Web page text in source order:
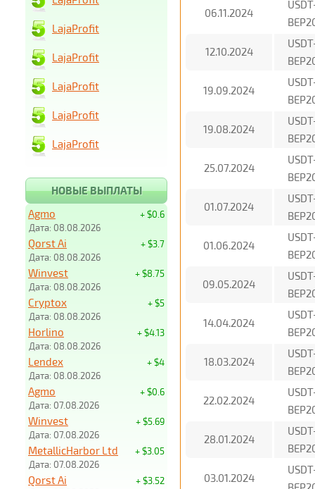
06.11.2024
12.10.2024
19.09.2024
19.08.2024
25.07.2024
01.07.2024
01.06.2024
09.05.2024
14.04.2024
18.03.2024
22.02.2024
28.01.2024
03.01.2024
LajaProfit
LajaProfit
LajaProfit
LajaProfit
LajaProfit
НОВЫЕ ВЫПЛАТЫ
+ $0.6
Agmo
Дата: 08.08.2026
+ $3.7
Qorst Ai
Дата: 08.08.2026
+ $8.75
Winvest
Дата: 08.08.2026
+ $5
Cryptox
Дата: 08.08.2026
+ $4.13
Horlino
Дата: 08.08.2026
+ $4
Lendex
Дата: 08.08.2026
+ $0.6
Agmo
Дата: 07.08.2026
+ $5.69
Winvest
Дата: 07.08.2026
+ $3.05
MetallicHarbor Ltd
Дата: 07.08.2026
+ $3.52
Qorst Ai